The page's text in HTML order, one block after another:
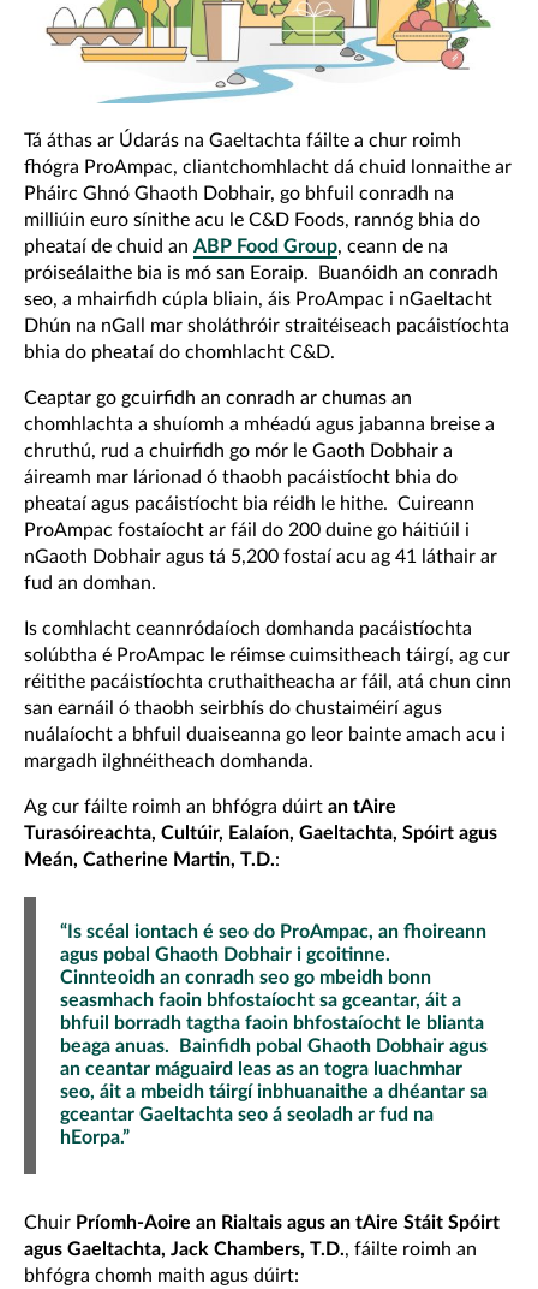
Tá áthas ar Údarás na Gaeltachta fáilte a chur roimh
fhógra ProAmpac, cliantchomhlacht dá chuid lonnaithe ar
Pháirc Ghnó Ghaoth Dobhair, go bhfuil conradh na
milliúin euro sínithe acu le C&D Foods, rannóg bhia do
pheataí de chuid an ABP Food Group, ceann de na
próiseálaithe bia is mó san Eoraip. Buanóidh an conradh
seo, a mhairfidh cúpla bliain, áis ProAmpac i nGaeltacht
Dhún na nGall mar sholáthróir straitéiseach pacáistíochta
bhia do pheataí do chomhlacht C&D.
Ceaptar go gcuirfidh an conradh ar chumas an
chomhlachta a shuíomh a mhéadú agus jabanna breise a
chruthú, rud a chuirfidh go mór le Gaoth Dobhair a
áireamh mar lárionad ó thaobh pacáistíocht bhia do
pheataí agus pacáistíocht bia réidh le hithe. Cuireann
ProAmpac fostaíocht ar fáil do 200 duine go háitiúil i
nGaoth Dobhair agus tá 5,200 fostaí acu ag 41 láthair ar
fud an domhan.
Is comhlacht ceannródaíoch domhanda pacáistíochta
solúbtha é ProAmpac le réimse cuimsitheach táirgí, ag cur
réitithe pacáistíochta cruthaitheacha ar fáil, atá chun cinn
san earnáil ó thaobh seirbhís do chustaiméirí agus
nuálaíocht a bhfuil duaiseanna go leor bainte amach acu i
margadh ilghnéitheach domhanda.
Ag cur fáilte roimh an bhfógra dúirt an tAire
Turasóireachta, Cultúir, Ealaíon, Gaeltachta, Spóirt agus
Meán, Catherine Martin, T.D.:
“Is scéal iontach é seo do ProAmpac, an fhoireann
agus pobal Ghaoth Dobhair i gcoitinne.
Cinnteoidh an conradh seo go mbeidh bonn
seasmhach faoin bhfostaíocht sa gceantar, áit a
bhfuil borradh tagtha faoin bhfostaíocht le blianta
beaga anuas. Bainfidh pobal Ghaoth Dobhair agus
an ceantar máguaird leas as an togra luachmhar
seo, áit a mbeidh táirgí inbhuanaithe a dhéantar sa
gceantar Gaeltachta seo á seoladh ar fud na
hEorpa.”
Chuir Príomh-Aoire an Rialtais agus an tAire Stáit Spóirt
agus Gaeltachta, Jack Chambers, T.D., fáilte roimh an
bhfógra chomh maith agus dúirt: